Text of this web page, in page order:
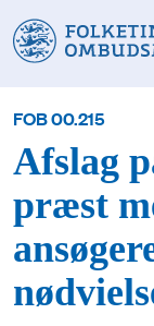
FOB 00.215
Afslag
præst